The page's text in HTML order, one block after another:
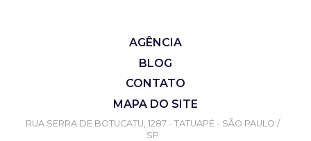
AGÊNCIA
BLOG
CONTATO
MAPA DO SITE
RUA SERRA DE BOTUCATU, 1287 - TATUAPÉ - SÃO PAULO /
SP